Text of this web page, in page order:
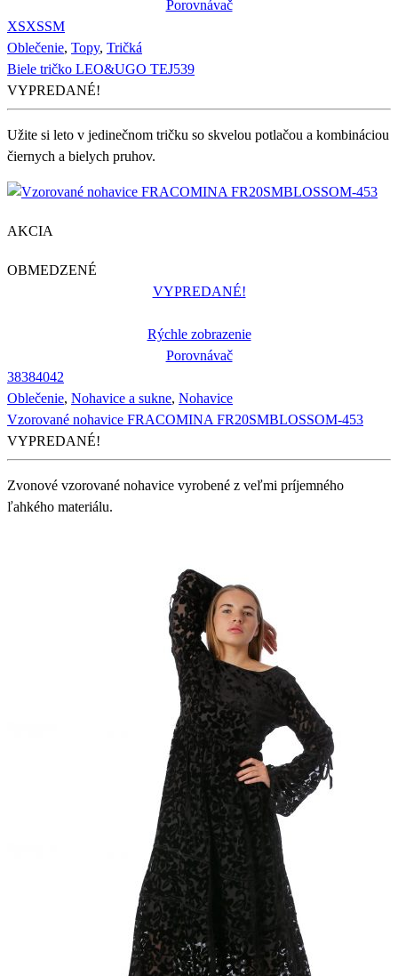
Porovnávač
XSXSSM
Oblečenie, Topy, Tričká
Biele tričko LEO&UGO TEJ539
VYPREDANÉ!
Užite si leto v jedinečnom tričku so skvelou potlačou a kombináciou
čiernych a bielych pruhov.
AKCIA
OBMEDZENÉ
VYPREDANÉ!
Rýchle zobrazenie
Porovnávač
38384042
Oblečenie, Nohavice a sukne, Nohavice
Vzorované nohavice FRACOMINA FR20SMBLOSSOM-453
VYPREDANÉ!
Zvonové vzorované nohavice vyrobené z veľmi príjemného
ľahkého materiálu.